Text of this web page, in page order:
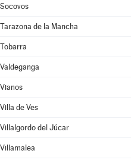
Socovos
Tarazona de la Mancha
Tobarra
Valdeganga
Vianos
Villa de Ves
Villalgordo del Júcar
Villamalea